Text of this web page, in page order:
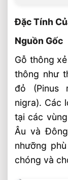
Bài
Lắp
Tân
Gỗ
Đặc Tính
Nguồn Gốc
Gỗ thông
thông như
đỏ (Pinus
nigra). Các
tại các
Âu và
nhưỡng
chóng và